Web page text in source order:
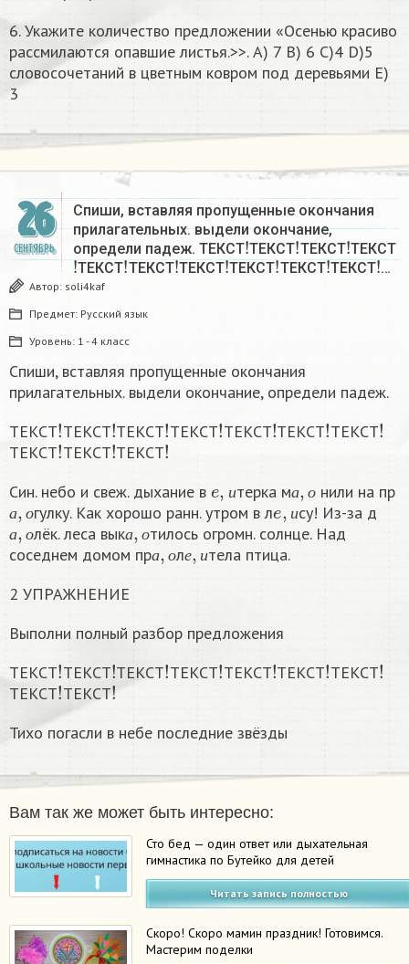
6. Укажите количество предложении «Осенью красиво
рассмилаются опавшие листья.>>. A) 7 B) 6 С)4 D)5
словосочетаний в цветным ковром под деревьями E)
3​
26
СЕНТЯБРЬ
Спиши, вставляя пропущенные окончания
прилагательных. выдели окончание,
определи падеж. ТЕКСТ
!
ТЕКСТ
!
ТЕКСТ
!
ТЕКСТ
!
ТЕКСТ
!
ТЕКСТ
!
ТЕКСТ
!
ТЕКСТ
!
ТЕКСТ
!
ТЕКСТ
!
…
Автор: soli4kaf
Предмет: Русский язык
Уровень: 1 - 4 класс
Спиши, вставляя пропущенные окончания
прилагательных. выдели окончание, определи падеж.
ТЕКСТ
!
ТЕКСТ
!
ТЕКСТ
!
ТЕКСТ
!
ТЕКСТ
!
ТЕКСТ
!
ТЕКСТ
!
ТЕКСТ
!
ТЕКСТ
!
ТЕКСТ
!
Син. небо и свеж. дыхание в итерка м а онили на пр
а о
а,о
гулку. Как хорошо ранн. утром в л и
e,и
су! Из-за д
а о
а,о
лёк. леса выка о
а,о
тилось огромн. солнце. Над
соседнем домом пра о
а,о
ле и
е, и
тела птица.
2 УПРАЖНЕНИЕ
Выполни полный разбор предложения
ТЕКСТ
!
ТЕКСТ
!
ТЕКСТ
!
ТЕКСТ
!
ТЕКСТ
!
ТЕКСТ
!
ТЕКСТ
!
ТЕКСТ
!
ТЕКСТ
!
Тихо погасли в небе последние звёзды
Вам так же может быть интересно:
Сто бед — один ответ или дыхательная
гимнастика по Бутейко для детей
Читать запись полностью
Скоро! Скоро мамин праздник! Готовимся.
Мастерим поделки